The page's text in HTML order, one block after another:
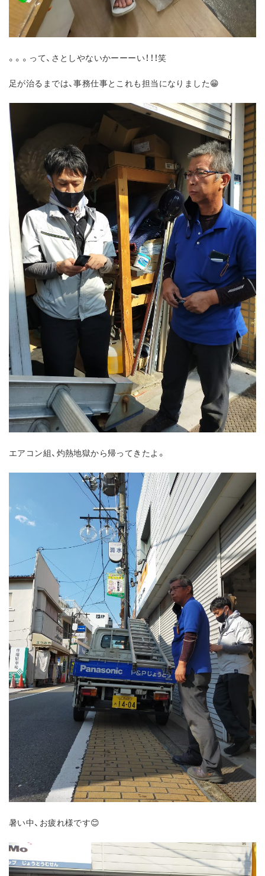
。。。って、さとしやないかーーーい！！！笑
足が治るまでは、事務仕事とこれも担当になりました😁
エアコン組、灼熱地獄から帰ってきたよ。
暑い中、お疲れ様です😊